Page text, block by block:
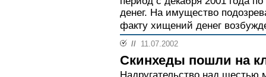
денег. На имущество
факту хищений денег
// 11.07.2002
Скинхеды пошли на